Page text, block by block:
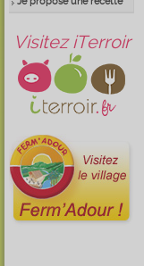
Visitez iTerroir